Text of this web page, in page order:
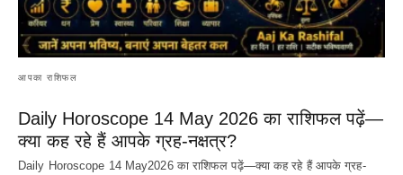
आपका राशिफल
Daily Horoscope 14 May 2026 का राशिफल पढ़ें—
क्या कह रहे हैं आपके ग्रह-नक्षत्र?
Daily Horoscope 14 May2026 का राशिफल पढ़ें—क्या कह रहे हैं आपके ग्रह-